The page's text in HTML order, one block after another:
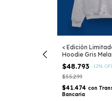
< Edición
Hoodie Gris
$48.793 -12%
$55.299
$41.474 con
Bancaria